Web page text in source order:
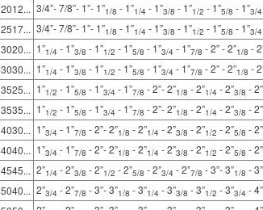
2012... 3/4”- 7/8”- 1”- 1”1/8 - 1”1/4 - 1”3/8 - 1”1/2 - 1”5/8 - 1”3/4
2517... 3/4”- 7/8”- 1”- 1”1/8 - 1”1/4 - 1”3/8 - 1”1/2 - 1”5/8 - 1”3/4
3020... 1”1/4 - 1”3/8 - 1”1/2 - 1”5/8 - 1”3/4 - 1”7/8 - 2” - 2”1/8 -
3030... 1”1/4 - 1”3/8 - 1”1/2 - 1”5/8 - 1”3/4 - 1”7/8 - 2” - 2”1/8 -
3525... 1”1/2 - 1”5/8 - 1”3/4 - 1”7/8 - 2”- 2”1/8 - 2”1/4 - 2”3/8 - 2”
3535... 1”1/2 - 1”5/8 - 1”3/4 - 1”7/8 - 2”- 2”1/8 - 2”1/4 - 2”3/8 - 2”
4030... 1”3/4 - 1”7/8 - 2”- 2”1/8 - 2”1/4 - 2”3/8 - 2”1/2 - 2”5/8 - 2”
4040... 1”3/4 - 1”7/8 - 2”- 2”1/8 - 2”1/4 - 2”3/8 - 2”1/2 - 2”5/8 - 2”
4545... 2”1/4 - 2”3/8 - 2”1/2 - 2”5/8 - 2”3/4 - 2”7/8 - 3”- 3”1/8 - 3”
5040... 2”3/4 - 2”7/8 - 3”- 3”1/8 - 3”1/4 - 3”3/8 - 3”1/2 - 3”3/4 -